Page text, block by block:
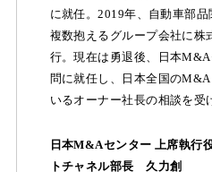
に就任。2019年、自動車部品
複数抱えるグループ会社に株
行。現在は勇退後、日本
問に就任し、日本全国の
いるオーナー社長の相談を受
日本M&Aセンター 上席執行
トチャネル部長 久力創